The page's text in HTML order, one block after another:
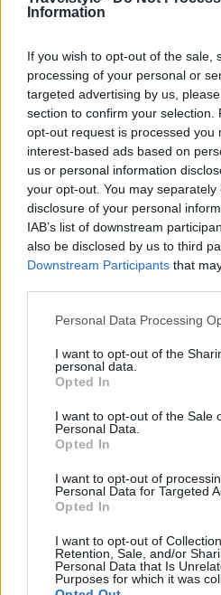
Information
If you wish to opt-out of the sale,
processing of your personal or
targeted advertising by us,
section to confirm your selection.
opt-out request is processed you
interest-based ads based on
us or personal information
your opt-out. You may
disclosure of your personal
IAB’s list of downstream
also be disclosed by us to third
Downstream Participants that
Please note that this website/app
not limited to your visit or usage
grant or deny consent to Google
use your data for below specified
consent section.
Personal Data Processing
I want to opt-out of the
personal data.
Opted In
I want to opt-out of the Sale
Personal Data.
Opted In
I want to opt-out of
Personal Data for Targeted
Opted In
I want to opt-out of
Retention, Sale, and/or
Personal Data that Is
Purposes for which it was
Νόστιμα κρέατα,
ορεκτικά που συνοδεύουν
ύλες έρχονται κατευθείαν
Αμερική και με τις σωστές
Angus και αυθεντική